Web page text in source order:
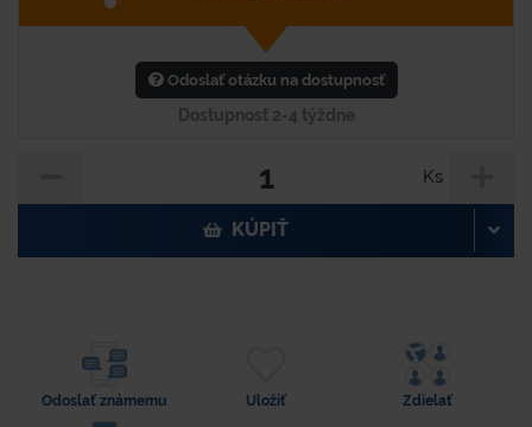
Odoslať otázku na dostupnosť
Dostupnosť 2-4 týždne
Ks
KÚPIŤ
Odoslať známemu Uložiť Zdielať